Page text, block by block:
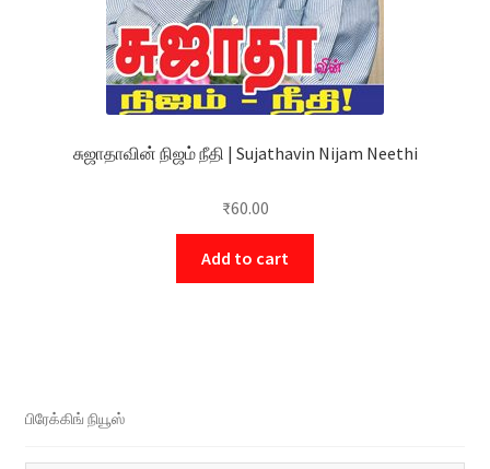
சுஜாதாவின் நிஜம் நீதி | Sujathavin Nijam Neethi
₹60.00
Add to cart
பிரேக்கிங் நியூஸ்